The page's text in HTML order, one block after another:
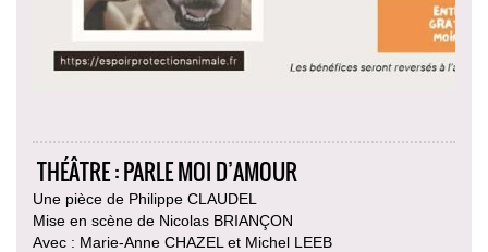
THÉÂTRE : PARLE MOI D’AMOUR
Une pièce de Philippe CLAUDEL
Mise en scène de Nicolas BRIANÇON
Avec : Marie-Anne CHAZEL et Michel LEEB